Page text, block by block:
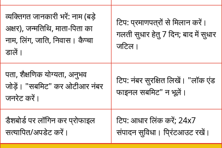
व्यक्तिगत जानकारी भरें: नाम (बड़े
अक्षर), जन्मतिथि, माता-पिता का
नाम, लिंग, जाति, निवास। कैप्चा
डालें।
टिप: प्रमाणपत्रों से मिलान करें।
गलती सुधार हेतु 7 दिन; बाद में सुधार
जटिल।
पता, शैक्षणिक योग्यता, अनुभव
जोड़ें। "सबमिट" कर ओटीआर नंबर
जनरेट करें।
टिप: नंबर सुरक्षित लिखें। "लॉक एंड
फाइनल सबमिट" न भूलें।
डैशबोर्ड पर लॉगिन कर प्रोफाइल
सत्यापित/अपडेट करें।
टिप: आधार लिंक करें; 24x7
संपादन सुविधा। प्रिंटआउट रखें।